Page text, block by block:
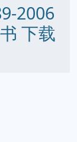
2006
下载